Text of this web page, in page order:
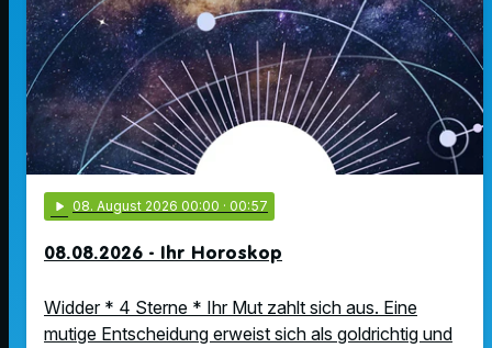
play_arrow 08. August 2026 00:00 · 00:57
08.08.2026 - Ihr Horoskop
Widder * 4 Sterne * Ihr Mut zahlt sich aus. Eine
mutige Entscheidung erweist sich als goldrichtig und